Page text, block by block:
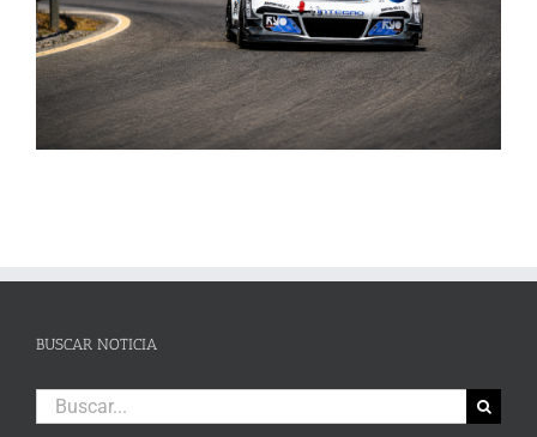
de lujo
BUSCAR NOTICIA
Buscar: